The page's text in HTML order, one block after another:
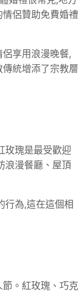
侶贊助免費婚禮
享用浪漫晚餐,
統增添了宗教層
玫瑰是最受歡迎
浪漫餐廳、屋頂
行為,這在這個相
。紅玫瑰、巧克